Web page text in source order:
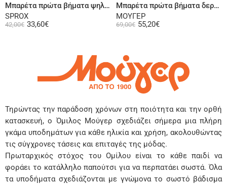
Μπαρέτα πρώτα βήματα ψηλή φτέρνα χρυσή
SPROX
42,00€ 33,60€
Μπαρέτα πρώτα βήματα δερμάτινη λουστρίνι ζαχαρί
ΜΟΥΓΕΡ
69,00€ 55,20€
Τηρώντας την παράδοση χρόνων στη ποιότητα και την ορθή
κατασκευή, ο Όμιλος Μούγερ σχεδιάζει σήμερα μια πλήρη
γκάμα υποδημάτων για κάθε ηλικία και χρήση, ακολουθώντας
τις σύγχρονες τάσεις και επιταγές της μόδας.
Πρωταρχικός στόχος του Ομίλου είναι το κάθε παιδί να
φοράει το κατάλληλο παπούτσι για να περπατάει σωστά. Όλα
τα υποδήματα σχεδιάζονται με γνώμονα το σωστό βάδισμα